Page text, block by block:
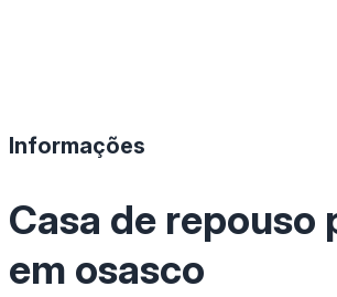
Informações
Casa de repouso
em osasco